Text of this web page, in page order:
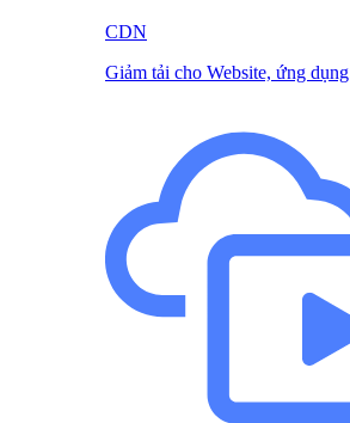
CDN
Giảm tải cho Website, ứng dụng